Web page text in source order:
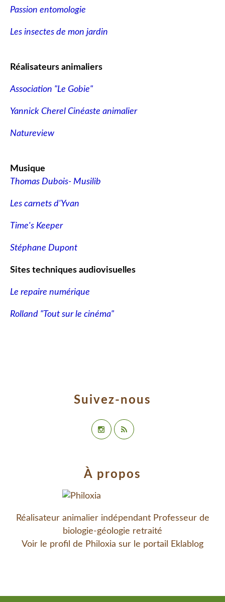
Suivez-nous
À propos
Réalisateur animalier indépendant Professeur de
biologie-géologie retraité
Voir le profil de Philoxia sur le portail Eklablog
Passion entomologie
Les insectes de mon jardin
Réalisateurs animaliers
Association "Le Gobie"
Yannick Cherel Cinéaste animalier
Natureview
Musique
Thomas Dubois- Musilib
Les carnets d'Yvan
Time's Keeper
Stéphane Dupont
Sites techniques audiovisuelles
Le repaire numérique
Rolland "Tout sur le cinéma"